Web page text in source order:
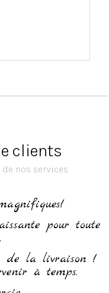
clients
nos services
pour toute
de la livraison !
à temps.